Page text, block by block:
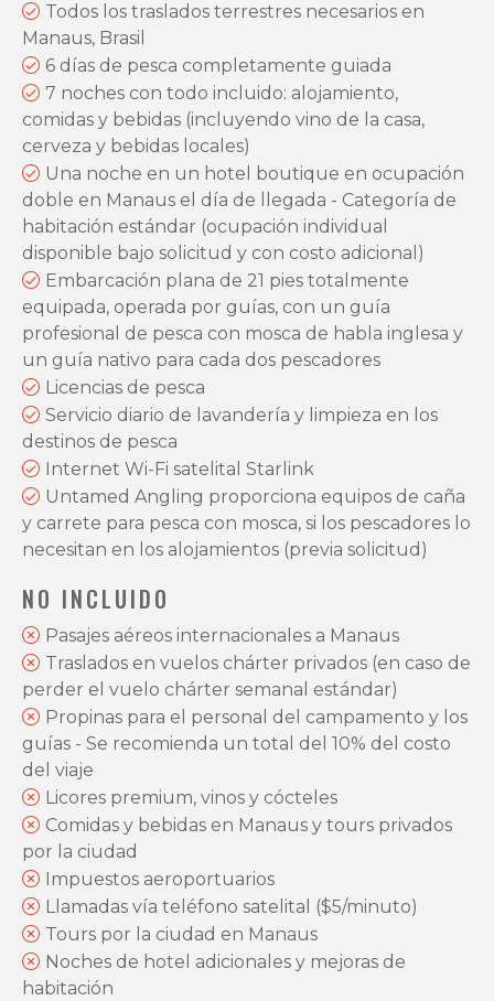
Todos los traslados terrestres necesarios en
Manaus, Brasil
6 días de pesca completamente guiada
7 noches con todo incluido: alojamiento,
comidas y bebidas (incluyendo vino de la casa,
cerveza y bebidas locales)
Una noche en un hotel boutique en ocupación
doble en Manaus el día de llegada - Categoría de
habitación estándar (ocupación individual
disponible bajo solicitud y con costo adicional)
Embarcación plana de 21 pies totalmente
equipada, operada por guías, con un guía
profesional de pesca con mosca de habla inglesa y
un guía nativo para cada dos pescadores
Licencias de pesca
Servicio diario de lavandería y limpieza en los
destinos de pesca
Internet Wi-Fi satelital Starlink
Untamed Angling proporciona equipos de caña
y carrete para pesca con mosca, si los pescadores lo
necesitan en los alojamientos (previa solicitud)
NO INCLUIDO
Pasajes aéreos internacionales a Manaus
Traslados en vuelos chárter privados (en caso de
perder el vuelo chárter semanal estándar)
Propinas para el personal del campamento y los
guías - Se recomienda un total del 10% del costo
del viaje
Licores premium, vinos y cócteles
Comidas y bebidas en Manaus y tours privados
por la ciudad
Impuestos aeroportuarios
Llamadas vía teléfono satelital ($5/minuto)
Tours por la ciudad en Manaus
Noches de hotel adicionales y mejoras de
habitación